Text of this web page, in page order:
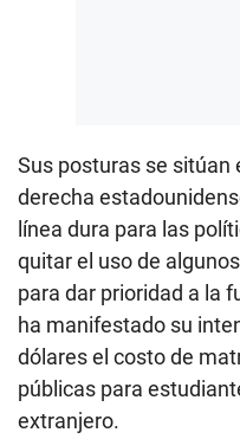
Sus posturas se sitúan
derecha
línea dura para las
quitar el uso de
para dar prioridad a la
ha manifestado su
dólares el costo de
públicas para
extranjero.